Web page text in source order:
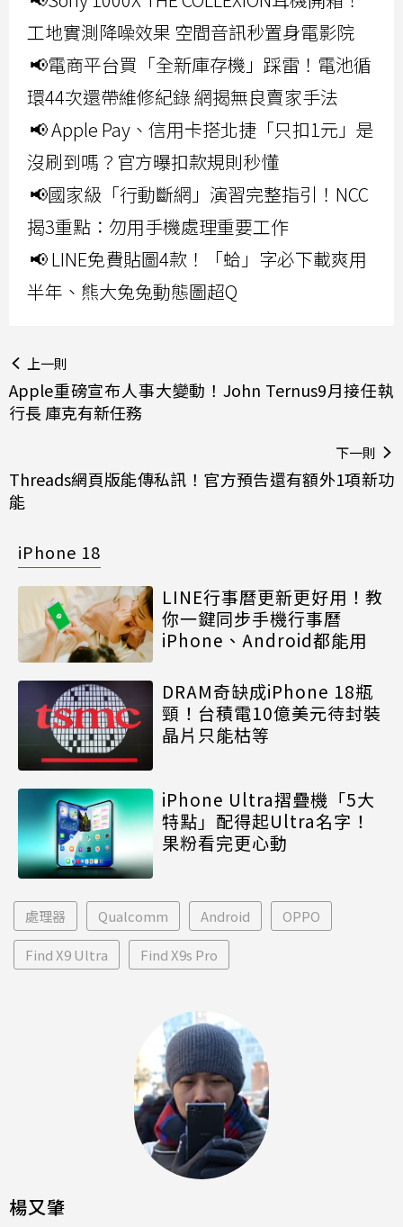
工地實測降噪效果 空間音訊秒置身電影院
📢電商平台買「全新庫存機」踩雷！電池循
環44次還帶維修紀錄 網揭無良賣家手法
📢 Apple Pay、信用卡搭北捷「只扣1元」是
沒刷到嗎？官方曝扣款規則秒懂
📢國家級「行動斷網」演習完整指引！NCC
揭3重點：勿用手機處理重要工作
📢 LINE免費貼圖4款！「蛤」字必下載爽用
半年、熊大兔兔動態圖超Q
上一則
Apple重磅宣布人事大變動！John Ternus9月接任執
行長 庫克有新任務
下一則
Threads網頁版能傳私訊！官方預告還有額外1項新功
能
iPhone 18
LINE行事曆更新更好用！教
你一鍵同步手機行事曆
iPhone、Android都能用
DRAM奇缺成iPhone 18瓶
頸！台積電10億美元待封裝
晶片只能枯等
iPhone Ultra摺疊機「5大
特點」配得起Ultra名字！
果粉看完更心動
處理器 Qualcomm Android OPPO
Find X9 Ultra Find X9s Pro
楊又肇